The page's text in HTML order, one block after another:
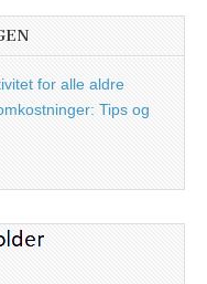
for alle aldre
Tips og